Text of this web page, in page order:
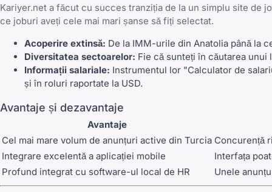
Kariyer.net a făcut cu succes tranziția de la un simplu site de
ce joburi aveți cele mai mari șanse să fiți selectat.
Acoperire extinsă: De la IMM-urile din Anatolia până la
Diversitatea sectoarelor: Fie că sunteți în căutarea
Informații salariale: Instrumentul lor "Calculator de
și în roluri raportate la USD.
Avantaje și dezavantaje
Avantaje
Cel mai mare volum de anunțuri active din Turcia Concurență
Integrare excelentă a aplicației mobile
Interfața
Profund integrat cu software-ul local de HR
Unele